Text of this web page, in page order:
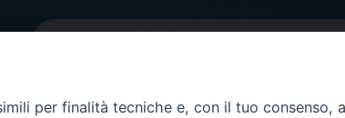
per finalità tecniche e, con il tuo consenso,